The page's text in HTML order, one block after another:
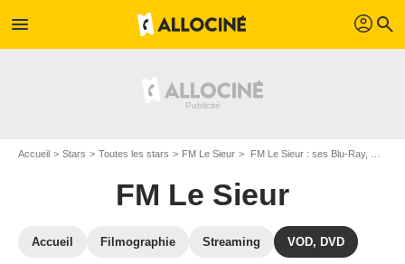
menu profil search
Accueil Stars Toutes les stars FM Le Sieur FM Le Sieur : ses Blu-Ray, DVD, VOD, SVOD
FM Le Sieur
Accueil Filmographie Streaming VOD, DVD